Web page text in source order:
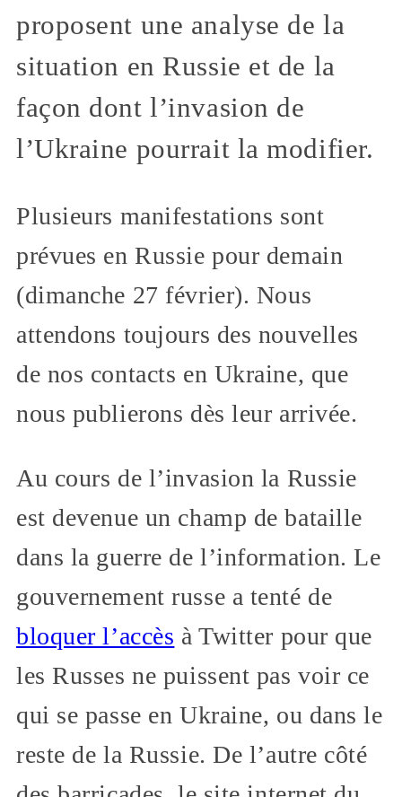
proposent une analyse de la
situation en Russie et de la
façon dont l’invasion de
l’Ukraine pourrait la modifier.
Plusieurs manifestations sont
prévues en Russie pour demain
(dimanche 27 février). Nous
attendons toujours des nouvelles
de nos contacts en Ukraine, que
nous publierons dès leur arrivée.
Au cours de l’invasion la Russie
est devenue un champ de bataille
dans la guerre de l’information. Le
gouvernement russe a tenté de
bloquer l’accès à Twitter pour que
les Russes ne puissent pas voir ce
qui se passe en Ukraine, ou dans le
reste de la Russie. De l’autre côté